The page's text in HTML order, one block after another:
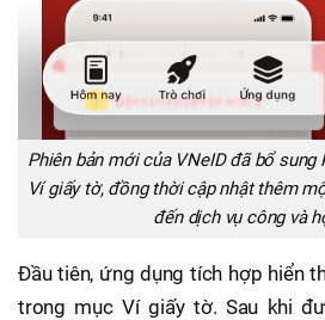
Phiên bản mới của VNeID đã bổ sung
Ví giấy tờ, đồng thời cập nhật thêm
đến dịch vụ công và
Đầu tiên, ứng dụng tích hợp hiển
trong mục Ví giấy tờ. Sau khi